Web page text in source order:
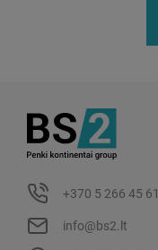
+370 5 266 45 61
info@bs2.lt